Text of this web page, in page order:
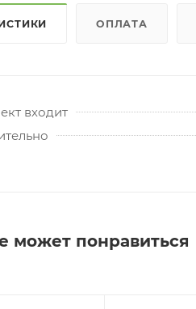
ОПЛАТА
входит
может понравиться